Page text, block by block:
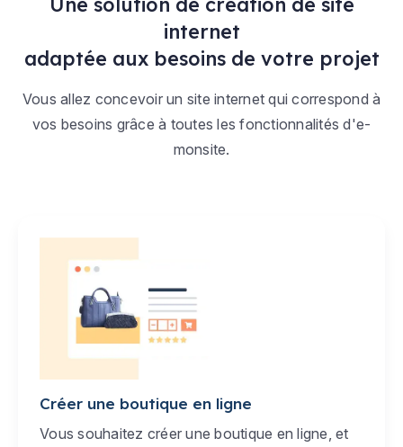
internet
adaptée aux besoins de votre projet
Vous allez concevoir un site internet qui correspond à
vos besoins grâce à toutes les fonctionnalités d'e-
monsite.
Créer une boutique en ligne
Vous souhaitez créer une boutique en ligne, et